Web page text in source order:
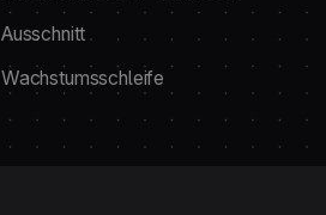
Ausschnitt
Wachstumsschleife